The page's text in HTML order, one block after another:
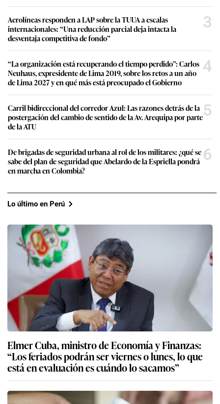
Aerolíneas responden a LAP sobre la TUUA a escalas
internacionales: “Una reducción parcial deja intacta la
desventaja competitiva de fondo”
3
“La organización está recuperando el tiempo perdido”: Carlos
Neuhaus, expresidente de Lima 2019, sobre los retos a un año
de Lima 2027 y en qué más está preocupado el Gobierno
4
Carril bidireccional del corredor Azul: Las razones detrás de la
postergación del cambio de sentido de la Av. Arequipa por parte
de la ATU
5
De brigadas de seguridad urbana al rol de los militares: ¿qué se
sabe del plan de seguridad que Abelardo de la Espriella pondrá
en marcha en Colombia?
6
Lo último en Perú
Elmer Cuba, ministro de Economía y Finanzas:
“Los feriados podrán ser viernes o lunes, lo que
está en evaluación es cuándo lo sacamos”